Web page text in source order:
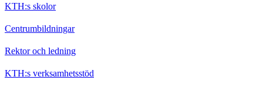
KTH:s skolor
Centrumbildningar
Rektor och ledning
KTH:s verksamhetsstöd